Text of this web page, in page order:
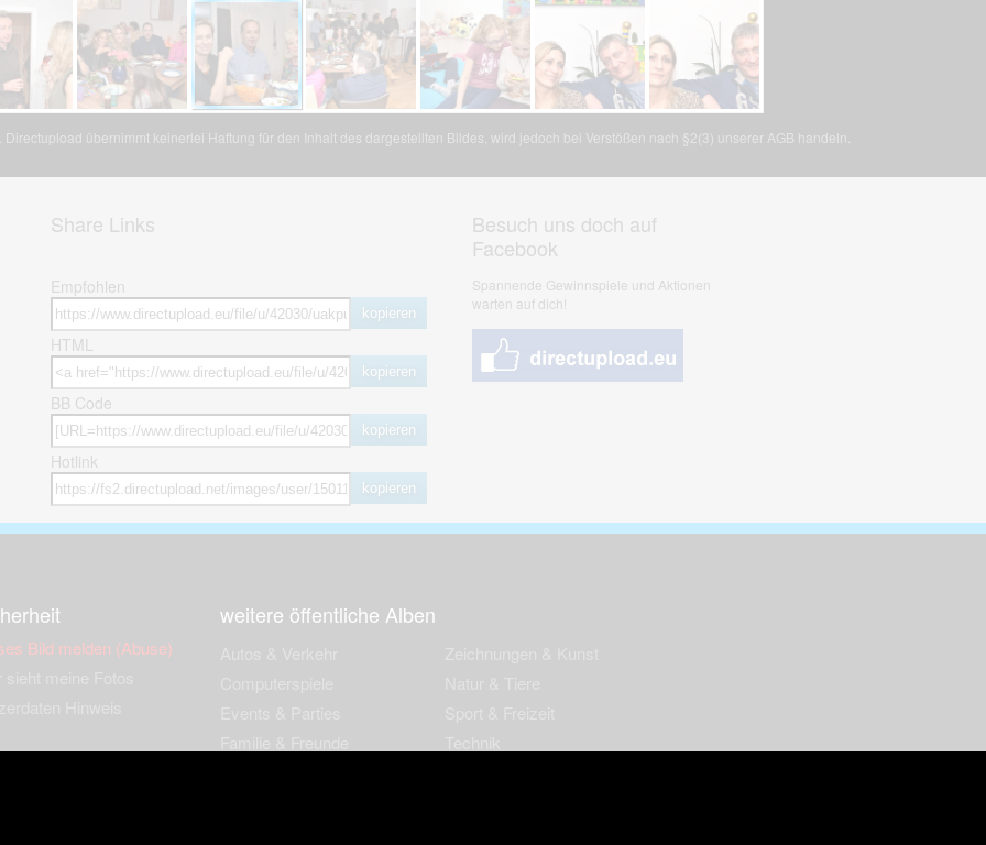
übernimmt keinerlei Haftung für den Inhalt des dargestellten Bildes, wird jedoch bei Verstößen nach §2(3) unserer AGB handeln.
Share Links
Empfohlen
kopieren
HTML
kopieren
BB Code
kopieren
Hotlink
kopieren
Besuch uns doch auf
Facebook
Spannende Gewinnspiele und Aktionen
warten auf dich!
Bild melden (Abuse)
weitere öffentliche Alben